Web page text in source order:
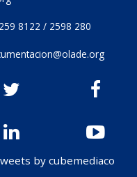
8122 / 2598 280
by cubemediaco